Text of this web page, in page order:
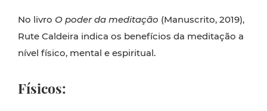
No livro O poder da meditação (Manuscrito, 2019),
Rute Caldeira indica os benefícios da meditação a
nível físico, mental e espiritual.
Físicos: